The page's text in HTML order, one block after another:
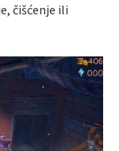
čišćenje ili